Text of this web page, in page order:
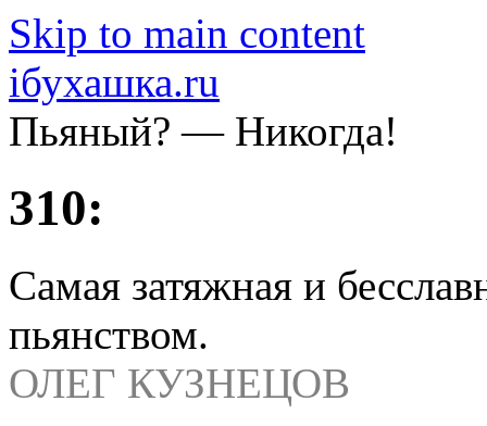
Skip to main content
iбухашка.ru
Пьяный? — Никогда!
310:
Самая затяжная и
пьянством.
ОЛЕГ КУЗНЕЦОВ